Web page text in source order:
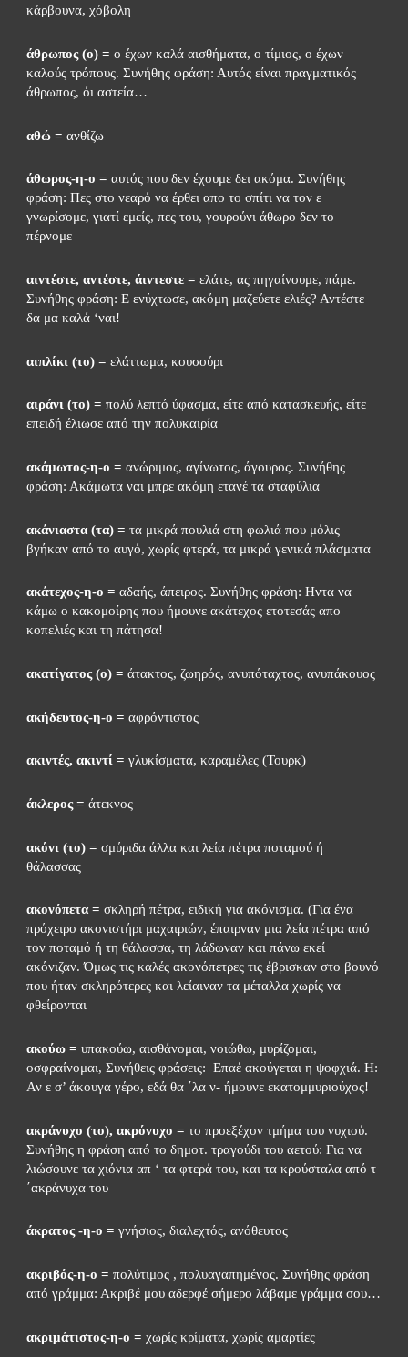
κάρβουνα, χόβολη
άθρωπος (ο) = ο έχων καλά αισθήματα, ο τίμιος, ο έχων
καλούς τρόπους. Συνήθης φράση: Αυτός είναι πραγματικός
άθρωπος, όι αστεία…
αθώ = ανθίζω
άθωρος-η-ο = αυτός που δεν έχουμε δει ακόμα. Συνήθης
φράση: Πες στο νεαρό να έρθει απο το σπίτι να τον ε
γνωρίσομε, γιατί εμείς, πες του, γουρούνι άθωρο δεν το
πέρνομε
αιντέστε, αντέστε, άιντεστε = ελάτε, ας πηγαίνουμε, πάμε.
Συνήθης φράση: Ε ενύχτωσε, ακόμη μαζεύετε ελιές? Αντέστε
δα μα καλά ‘ναι!
αιπλίκι (το) = ελάττωμα, κουσούρι
αιράνι (το) = πολύ λεπτό ύφασμα, είτε από κατασκευής, είτε
επειδή έλιωσε από την πολυκαιρία
ακάμωτος-η-ο = ανώριμος, αγίνωτος, άγουρος. Συνήθης
φράση: Ακάμωτα ναι μπρε ακόμη ετανέ τα σταφύλια
ακάνιαστα (τα) = τα μικρά πουλιά στη φωλιά που μόλις
βγήκαν από το αυγό, χωρίς φτερά, τα μικρά γενικά πλάσματα
ακάτεχος-η-ο = αδαής, άπειρος. Συνήθης φράση: Ηντα να
κάμω ο κακομοίρης που ήμουνε ακάτεχος ετοτεσάς απο
κοπελιές και τη πάτησα!
ακατίγατος (ο) = άτακτος, ζωηρός, ανυπόταχτος, ανυπάκουος
ακήδευτος-η-ο = αφρόντιστος
ακιντές, ακιντί = γλυκίσματα, καραμέλες (Τουρκ)
άκλερος = άτεκνος
ακόνι (το) = σμύριδα άλλα και λεία πέτρα ποταμού ή
θάλασσας
ακονόπετα = σκληρή πέτρα, ειδική για ακόνισμα. (Για ένα
πρόχειρο ακονιστήρι μαχαιριών, έπαιρναν μια λεία πέτρα από
τον ποταμό ή τη θάλασσα, τη λάδωναν και πάνω εκεί
ακόνιζαν. Όμως τις καλές ακονόπετρες τις έβρισκαν στο βουνό
που ήταν σκληρότερες και λείαιναν τα μέταλλα χωρίς να
φθείρονται
ακούω = υπακούω, αισθάνομαι, νοιώθω, μυρίζομαι,
οσφραίνομαι, Συνήθεις φράσεις:  Επαέ ακούγεται η ψοφχιά. Η:
Αν ε σ’ άκουγα γέρο, εδά θα ΄λα ν- ήμουνε εκατομμυριούχος!
ακράνυχο (το), ακρόνυχο = το προεξέχον τμήμα του νυχιού.
Συνήθης η φράση από το δημοτ. τραγούδι του αετού: Για να
λιώσουνε τα χιόνια απ ‘ τα φτερά του, και τα κρούσταλα από τ
΄ακράνυχα του
άκρατος -η-ο = γνήσιος, διαλεχτός, ανόθευτος
ακριβός-η-ο = πολύτιμος , πολυαγαπημένος. Συνήθης φράση
από γράμμα: Ακριβέ μου αδερφέ σήμερο λάβαμε γράμμα σου…
ακριμάτιστος-η-ο = χωρίς κρίματα, χωρίς αμαρτίες